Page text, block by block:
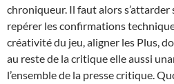
chroniqueur. Il faut alors s’attarder
repérer les confirmations
créativité du jeu, aligner les Plus,
au reste de la critique elle aussi
l’ensemble de la presse critique.